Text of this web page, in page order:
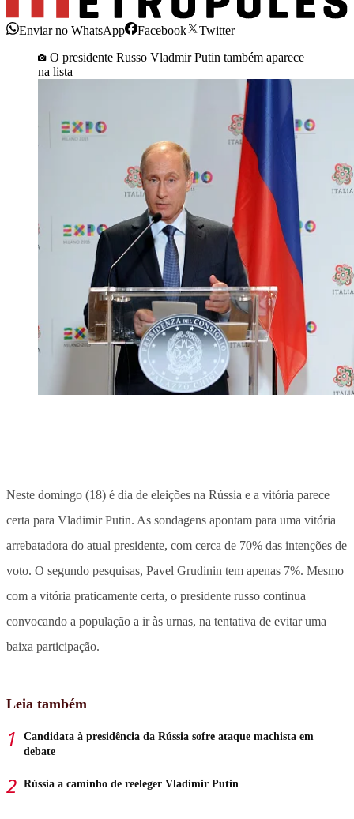
Enviar no WhatsApp Facebook
Twitter
O presidente Russo Vladmir Putin também aparece
na lista
Neste domingo (18) é dia de eleições na Rússia e a vitória parece
certa para Vladimir Putin. As sondagens apontam para uma vitória
arrebatadora do atual presidente, com cerca de 70% das intenções de
voto. O segundo pesquisas, Pavel Grudinin tem apenas 7%. Mesmo
com a vitória praticamente certa, o presidente russo continua
convocando a população a ir às urnas, na tentativa de evitar uma
baixa participação.
Leia também
Candidata à presidência da Rússia sofre ataque machista em
debate
Rússia a caminho de reeleger Vladimir Putin